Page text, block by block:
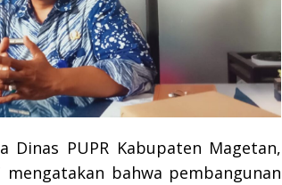
Dinas PUPR Kabupaten Magetan,
mengatakan bahwa pembangunan